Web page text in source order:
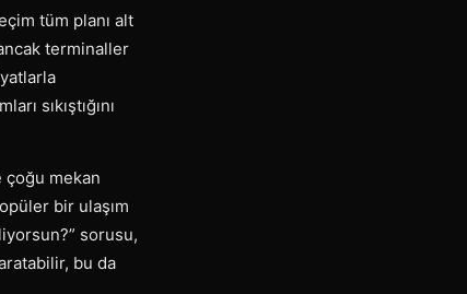
tüm planı alt
terminaller
sıkıştığını
mekan
bir ulaşım
sorusu,
bu da